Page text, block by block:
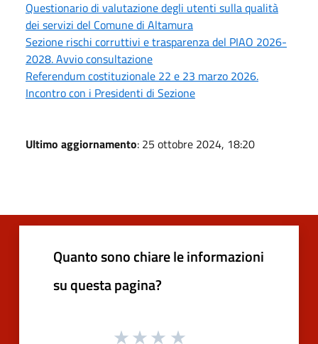
Questionario di valutazione degli utenti sulla qualità
dei servizi del Comune di Altamura
Sezione rischi corruttivi e trasparenza del PIAO 2026-
2028. Avvio consultazione
Referendum costituzionale 22 e 23 marzo 2026.
Incontro con i Presidenti di Sezione
Ultimo aggiornamento: 25 ottobre 2024, 18:20
Quanto sono chiare le informazioni
su questa pagina?